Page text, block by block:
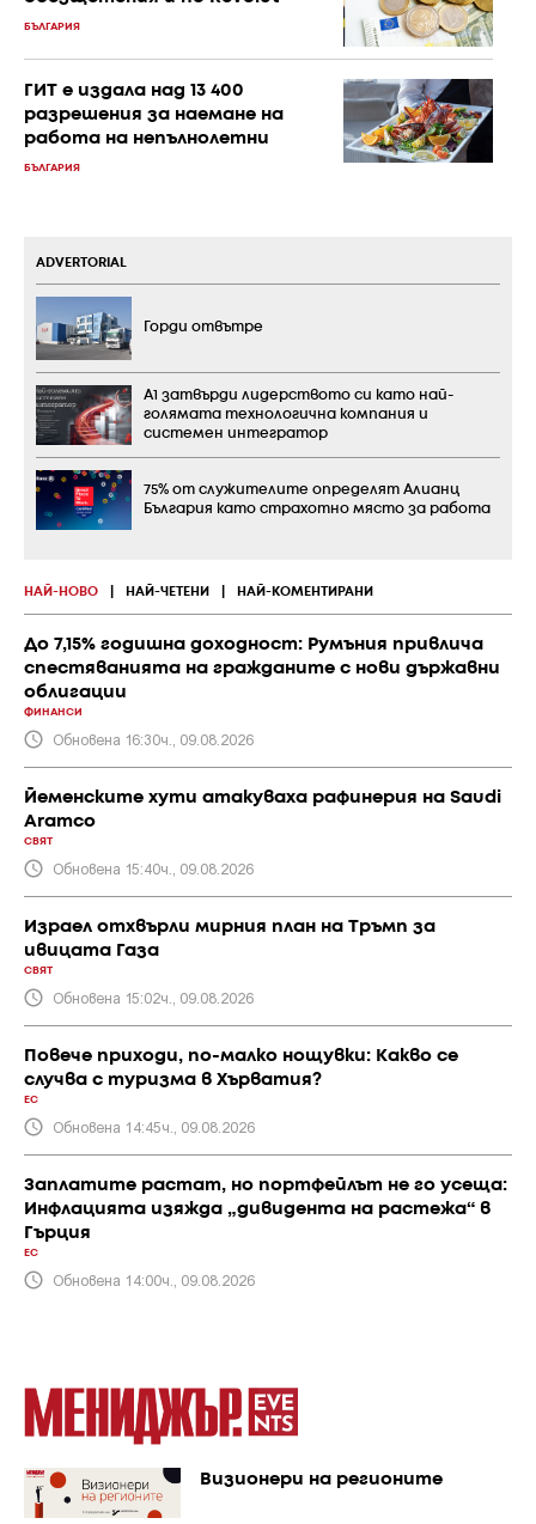
БЪЛГАРИЯ
ГИТ е издала над 13 400
разрешения за наемане на
работа на непълнолетни
БЪЛГАРИЯ
НАЙ-НОВО НАЙ-ЧЕТЕНИ НАЙ-КОМЕНТИРАНИ
До 7,15% годишна доходност: Румъния привлича
спестяванията на гражданите с нови държавни
облигации
ФИНАНСИ
Обновена 16:30ч., 09.08.2026
Йеменските хути атакуваха рафинерия на Saudi
Aramco
СВЯТ
Обновена 15:40ч., 09.08.2026
Израел отхвърли мирния план на Тръмп за
ивицата Газа
СВЯТ
Обновена 15:02ч., 09.08.2026
Повече приходи, по-малко нощувки: Какво се
случва с туризма в Хърватия?
ЕС
Обновена 14:45ч., 09.08.2026
Заплатите растат, но портфейлът не го усеща:
Инфлацията изяжда „дивидента на растежа“ в
Гърция
ЕС
Обновена 14:00ч., 09.08.2026
ADVERTORIAL
Горди отвътре
А1 затвърди лидерството си като най-
голямата технологична компания и
системен интегратор
75% от служителите определят Алианц
България като страхотно място за работа
Визионери на регионите